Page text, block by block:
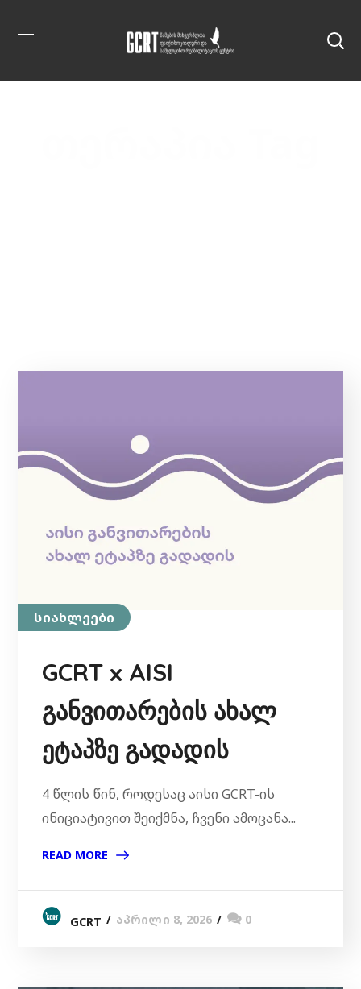
სიახლეები
GCRT x AISI
განვითარების ახალ
ეტაპზე გადადის
4 წლის წინ, როდესაც აისი GCRT-ის
ინიციატივით შეიქმნა, ჩვენი ამოცანა...
READ MORE
GCRT აპრილი 8, 2026 0